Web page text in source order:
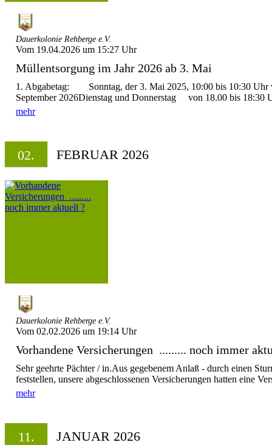
Dauerkolonie Rehberge e.V.
Vom 19.04.2026 um 15:27 Uhr
Müllentsorgung im Jahr 2026 ab 3. Mai
1. Abgabetag: Sonntag, der 3. Mai 2025, 10:00 bis 10:30 Uhr
September 2026Dienstag und Donnerstag von 18.00 bis
mehr
02. FEBRUAR 2026
Dauerkolonie Rehberge e.V.
Vom 02.02.2026 um 19:14 Uhr
Vorhandene Versicherungen ......... noch immer
Sehr geehrte Pächter / in.Aus gegebenem Anlaß - durch einen
feststellen, unsere abgeschlossenen Versicherungen hatten eine
mehr
11. JANUAR 2026